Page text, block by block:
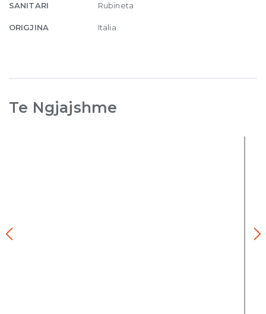
SANITARI Rubineta
ORIGJINA Italia
Te Ngjajshme